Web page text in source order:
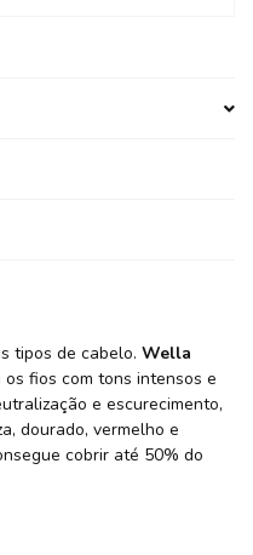
tipos de cabelo. Wella
os fios com tons intensos e
e escurecimento,
dourado, vermelho e
cobrir até 50% do